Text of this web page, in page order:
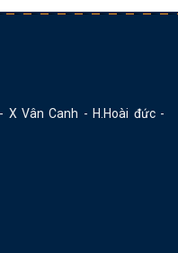
Vân Canh - H.Hoài đức -